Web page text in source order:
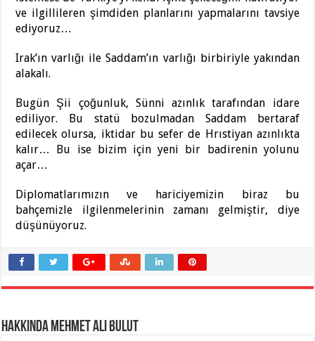
ve ilgillileren şimdiden planlarını yapmalarını tavsiye
ediyoruz…
Irak’ın varlığı ile Saddam’ın varlığı birbiriyle yakından
alakalı.
Bugün Şii çoğunluk, Sünni azınlık tarafından idare
ediliyor. Bu statü bozulmadan Saddam bertaraf
edilecek olursa, iktidar bu sefer de Hrıstiyan azınlıkta
kalır… Bu ise bizim için yeni bir badirenin yolunu
açar…
Diplomatlarımızın ve hariciyemizin biraz bu
bahçemizle ilgilenmelerinin zamanı gelmiştir, diye
düşünüyoruz.
Hakkında Mehmet Ali Bulut